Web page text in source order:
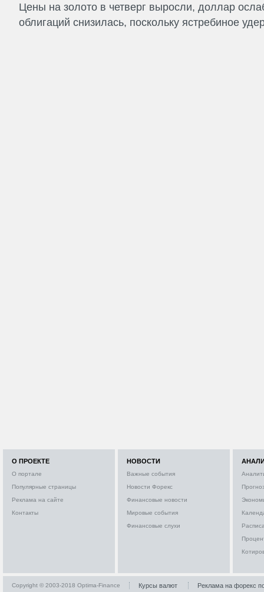
Цены на золото в четверг выросли, доллар
облигаций снизилась, поскольку ястребиное
О ПРОЕКТЕ
О портале
Популярные страницы
Реклама на сайте
Контакты
НОВОСТИ
Важные события
Новости Форекс
Финансовые новости
Мировые события
Финансовые слухи
Copyright © 2003-2018 Optima-Finance Курсы валют Реклама на форекс